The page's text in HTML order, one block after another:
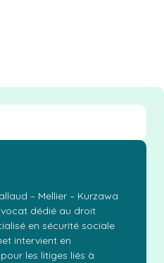
– Mellier – Kurzawa
dédié au droit
en sécurité sociale
intervient en
pour les litiges liés à